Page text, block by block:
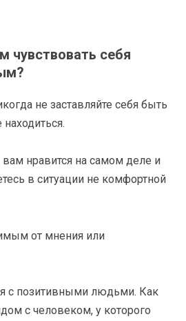
чувствовать себя
не заставляйте себя быть
вам нравится на самом деле и
в ситуации не комфортной
от мнения или
с позитивными людьми. Как
с человеком, у которого